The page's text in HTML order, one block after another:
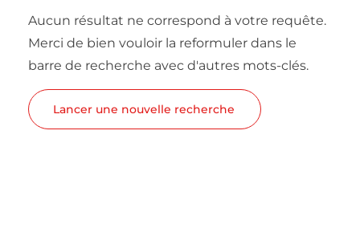
Aucun résultat ne correspond à votre requête.
Merci de bien vouloir la reformuler dans le
barre de recherche avec d'autres mots-clés.
Lancer une nouvelle recherche